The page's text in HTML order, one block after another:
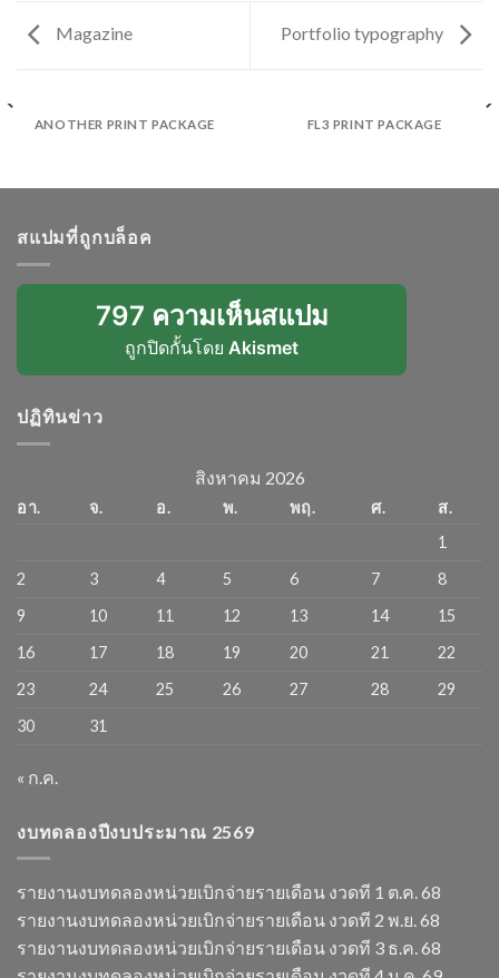
Magazine Portfolio typography
ANOTHER PRINT PACKAGE FL3 PRINT PACKAGE
สแปมที่ถูกบล็อค
797 ความเห็นสแปม
ถูกปิดกั้นโดย Akismet
ปฏิทินข่าว
สิงหาคม 2026
อา. จ. อ. พ. พฤ. ศ.
ส.
1
2
3 4 5 6 7
8
9
10 11 12 13 14
15
16
17 18 19 20 21
22
23
24 25 26 27 28
29
30
31
« ก.ค.
งบทดลองปีงบประมาณ 2569
รายงานงบทดลองหน่วยเบิกจ่ายรายเดือน งวดที 1 ต.ค. 68
รายงานงบทดลองหน่วยเบิกจ่ายรายเดือน งวดที 2 พ.ย. 68
รายงานงบทดลองหน่วยเบิกจ่ายรายเดือน งวดที 3 ธ.ค. 68